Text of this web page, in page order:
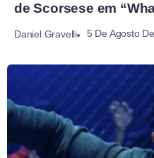
de Scorsese em
Daniel Gravelli 5 De Agosto